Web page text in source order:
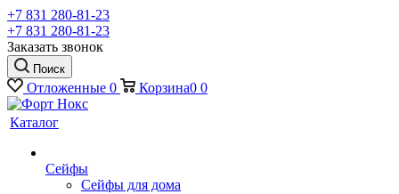
+7 831 280-81-23
+7 831 280-81-23
Заказать звонок
Поиск
Отложенные 0 Корзина0 0
Каталог
Сейфы
Сейфы для дома